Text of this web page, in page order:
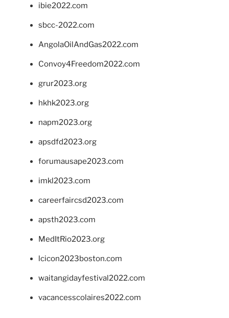
ibie2022.com
sbcc-2022.com
AngolaOilAndGas2022.com
Convoy4Freedom2022.com
grur2023.org
hkhk2023.org
napm2023.org
apsdfd2023.org
forumausape2023.com
imkl2023.com
careerfaircsd2023.com
apsth2023.com
MedItRio2023.org
lcicon2023boston.com
waitangidayfestival2022.com
vacancesscolaires2022.com